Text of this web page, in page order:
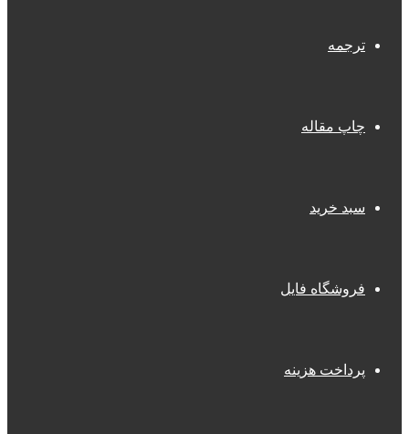
ترجمه
چاپ مقاله
سبد خرید
فروشگاه فایل
پرداخت هزینه